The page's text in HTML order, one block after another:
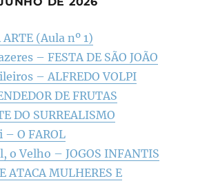
(Aula nº 1)
– FESTA DE SÃO JOÃO
– ALFREDO VOLPI
DE FRUTAS
DO SURREALISMO
O FAROL
o Velho – JOGOS INFANTIS
ATACA MULHERES E